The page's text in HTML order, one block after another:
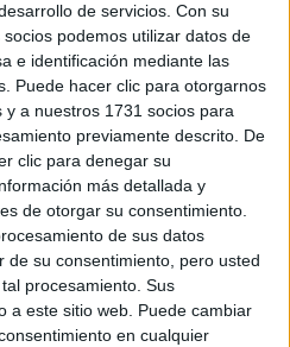
de servicios. Con su
podemos utilizar datos de
e identificación mediante las
Puede hacer clic para otorgarnos
a nuestros 1731 socios para
previamente descrito. De
clic para denegar su
más detallada y
de otorgar su consentimiento.
de sus datos
de su consentimiento, pero usted
procesamiento. Sus
a este sitio web. Puede cambiar
en cualquier
*
que te gustaría que te
precios, plazas
condicionesy lapolítica de